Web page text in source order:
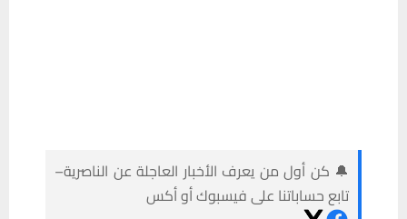
تابع حساباتنا على فيسبوك أو أكس